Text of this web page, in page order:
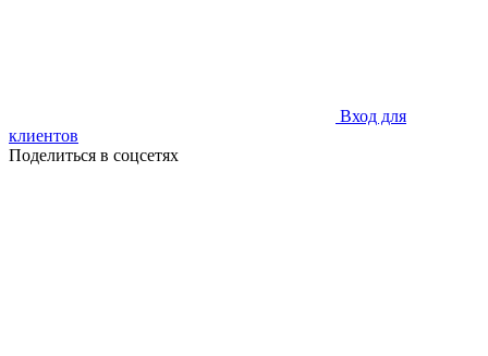
Вход для
клиентов
Поделиться в соцсетях